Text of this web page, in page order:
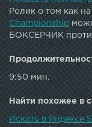
Рубка зачетная в
чемпионата
напиток
чемпионата
Ролик о том как
Championship
БОКСЕРЧИК
9:50 мин.
Найти похожее в
Искать в Яндексе